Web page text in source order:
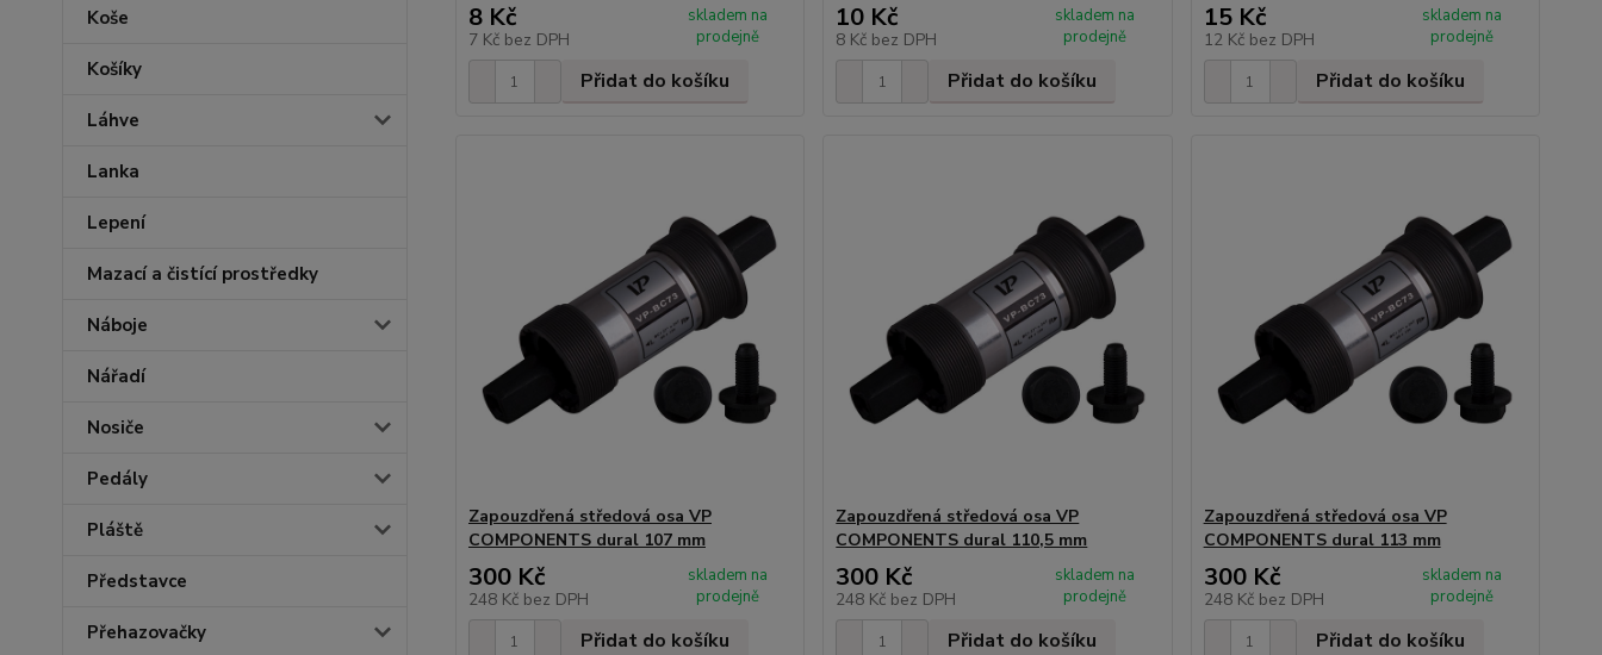
Koše
Košíky
Láhve
Lanka
Lepení
Mazací a čistící prostředky
Náboje
Nářadí
Nosiče
Pedály
Pláště
Představce
Přehazovačky
8 Kč
7 Kč bez DPH
skladem na
prodejně
Přidat do košíku
10 Kč
8 Kč bez DPH
skladem na
prodejně
Přidat do košíku
15 Kč
12 Kč bez DPH
skladem na
prodejně
Přidat do košíku
Zapouzdřená středová osa VP
COMPONENTS dural 107 mm
300 Kč
248 Kč bez DPH
skladem na
prodejně
Přidat do košíku
Zapouzdřená středová osa VP
COMPONENTS dural 110,5 mm
300 Kč
248 Kč bez DPH
skladem na
prodejně
Přidat do košíku
Zapouzdřená středová osa VP
COMPONENTS dural 113 mm
300 Kč
248 Kč bez DPH
skladem na
prodejně
Přidat do košíku